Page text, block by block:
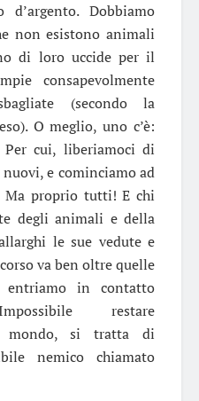
Dobbiamo
non esistono animali
di loro uccide per il
consapevolmente
(secondo la
O meglio, uno c’è:
cui, liberiamoci di
e cominciamo ad
proprio tutti! E chi
degli animali e della
le sue vedute e
va ben oltre quelle
entriamo in contatto
restare
mondo, si tratta di
nemico chiamato